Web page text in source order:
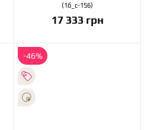
(1б_с-156)
17 333 грн
-46%